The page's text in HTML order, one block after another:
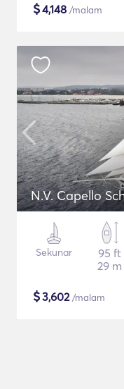
$4,148 /malam
N.V. Capello
Sekunar
95 ft
29 m
$3,602/malam